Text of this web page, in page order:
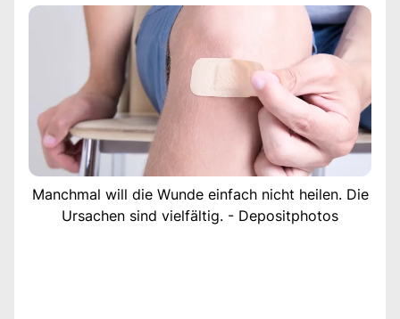
Manchmal will die Wunde einfach nicht heilen. Die
Ursachen sind vielfältig. - Depositphotos